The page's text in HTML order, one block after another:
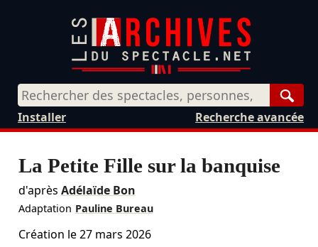
Recherche avancée
Installer
La Petite Fille sur la banquise
d'après Adélaïde Bon
Adaptation Pauline Bureau
Création le27 mars 2026